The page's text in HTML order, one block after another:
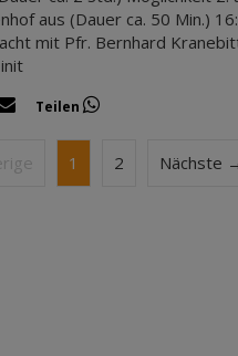
aus (Dauer ca. 50 Min.)
mit Pfr. Bernhard
Teilen
1 2 Nächste